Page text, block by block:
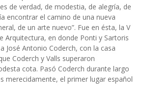
de verdad, de modestia, de alegría, de
encontrar el camino de una nueva
de un arte nuevo”. Fue en ésta, la V
Arquitectura, en donde Ponti y Sartoris
José Antonio Coderch, con la casa
Coderch y Valls superaron
cota. Pasó Coderch durante largo
merecidamente, el primer lugar español